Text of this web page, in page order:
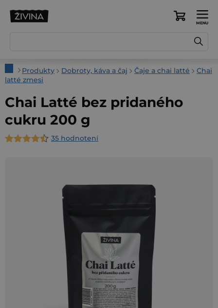
Nákupný
DomovProdukty Dobroty, káva a čaj Čaje a chai latté
Chai
latté zmesi
Chai Latté bez pridaného
cukru 200 g
Priemerné
35 hodnotení